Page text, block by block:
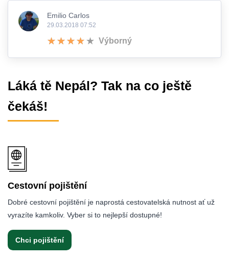
Emilio Carlos
29.03.2018 07:52
Výborný
Láká tě Nepál? Tak na co ještě
čekáš!
Cestovní pojištění
Dobré cestovní pojištění je naprostá cestovatelská nutnost ať už
vyrazíte kamkoliv. Vyber si to nejlepší dostupné!
Chci pojištění